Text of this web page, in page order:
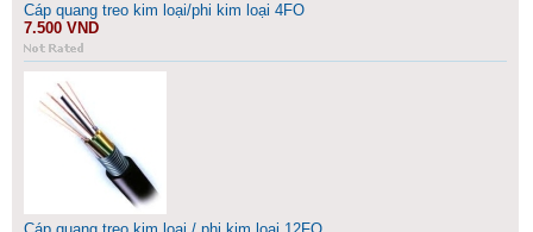
Cáp quang treo kim loại/phi kim loại 4FO
7.500 VND